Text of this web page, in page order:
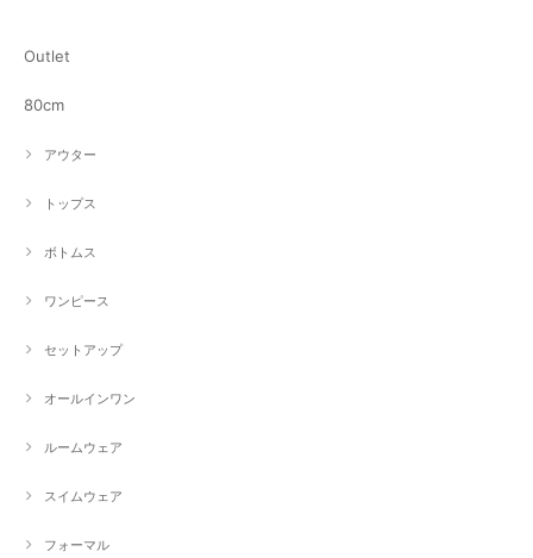
Outlet
80cm
アウター
トップス
ボトムス
ワンピース
セットアップ
オールインワン
ルームウェア
スイムウェア
フォーマル